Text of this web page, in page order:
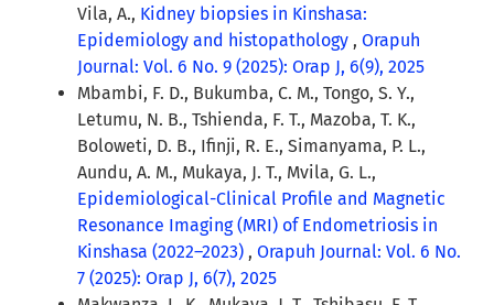
Vila, A., Kidney biopsies in Kinshasa:
Epidemiology and histopathology , Orapuh
Journal: Vol. 6 No. 9 (2025): Orap J, 6(9), 2025
Mbambi, F. D., Bukumba, C. M., Tongo, S. Y.,
Letumu, N. B., Tshienda, F. T., Mazoba, T. K.,
Boloweti, D. B., Ifinji, R. E., Simanyama, P. L.,
Aundu, A. M., Mukaya, J. T., Mvila, G. L.,
Epidemiological-Clinical Profile and Magnetic
Resonance Imaging (MRI) of Endometriosis in
Kinshasa (2022–2023) , Orapuh Journal: Vol. 6 No.
7 (2025): Orap J, 6(7), 2025